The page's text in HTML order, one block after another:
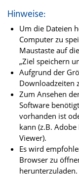
Hinweise:
Um die Dateien
Computer zu
Maustaste auf
„Ziel speichern
Aufgrund der
Downloadzeiten
Zum Ansehen
Software
vorhanden ist
kann (z.B. Adobe
Viewer).
Es wird
Browser zu
herunterzuladen.